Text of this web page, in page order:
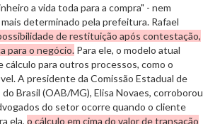
a vida toda para a compra" - nem
determinado pela prefeitura. Rafael
de restituição após contestação,
para o negócio. Para ele, o modelo atual
cálculo para outros processos, como o
A presidente da Comissão Estadual de
Brasil (OAB/MG), Elisa Novaes, corroborou
do setor ocorre quando o cliente
ela, o cálculo em cima do valor de transação